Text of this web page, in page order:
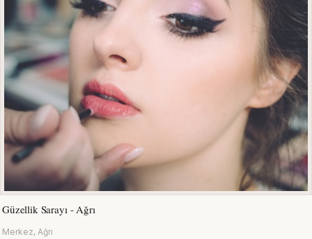
Güzellik Sarayı - Ağrı
Merkez, Ağrı